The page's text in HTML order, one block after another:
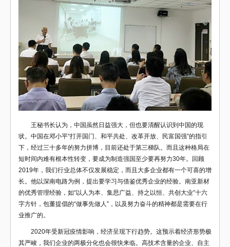
王秘书长认为，中国虽然日益强大，但也要清醒认识到中国的现
状。中国在邓小平“打开国门、和平共处、改革开放、民富国强”的指引
下，经过三十多年的努力拼博，目前还处于第三梯队。而且这种格局在
短时间内难有根本性转变，要成为制造强国至少要再努力30年。回顾
2019年，我们行业总体不仅发展稳定，而且大多企业都有一个可喜的增
长。他以深南电路为例，提出要学习与借鉴优秀企业的经验。南亚新材
的优秀管理经验，如“以人为本、集思广益、持之以恒、共创大业”十六
字方针，包董提倡的“做事先做人”，以及努力奋斗的精神都是需要在行
业推广的。
2020年受新冠疫情影响，经济呈现下行趋势。这预示着经济形势极
其严峻，我们企业的两极分化也会很快来临。高技术含量的企业、自主